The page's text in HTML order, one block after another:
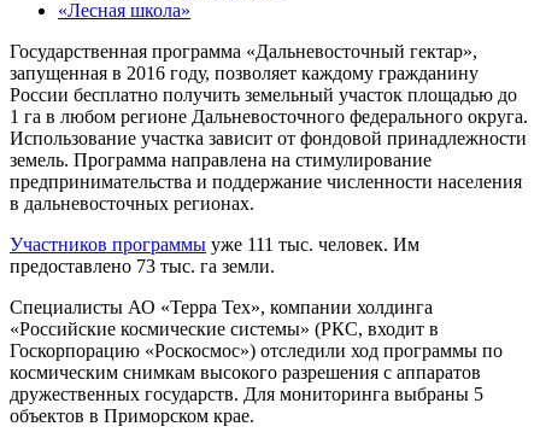
«Лесная школа»
Государственная программа «Дальневосточный гектар»,
запущенная в 2016 году, позволяет каждому гражданину
России бесплатно получить земельный участок площадью до
1 га в любом регионе Дальневосточного федерального округа.
Использование участка зависит от фондовой принадлежности
земель. Программа направлена на стимулирование
предпринимательства и поддержание численности населения
в дальневосточных регионах.
Участников программы уже 111 тыс. человек. Им
предоставлено 73 тыс. га земли.
Специалисты АО «Терра Тех», компании холдинга
«Российские космические системы» (РКС, входит в
Госкорпорацию «Роскосмос») отследили ход программы по
космическим снимкам высокого разрешения с аппаратов
дружественных государств. Для мониторинга выбраны 5
объектов в Приморском крае.